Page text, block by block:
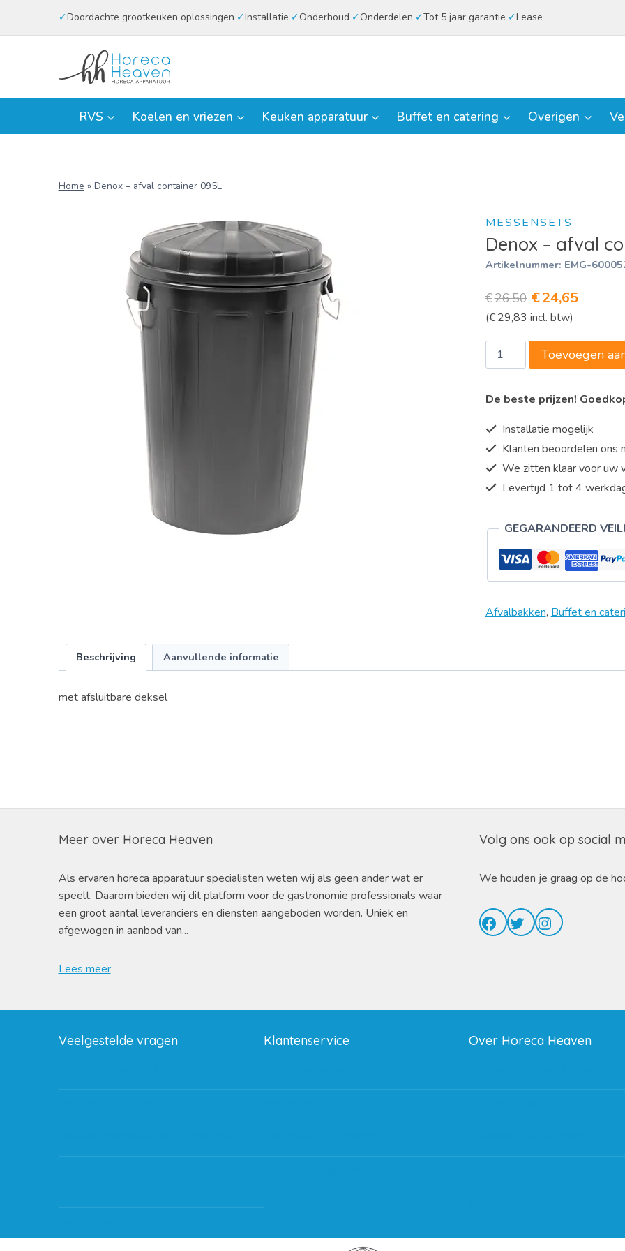
Doordachte grootkeuken oplossingen Installatie Onderhoud Onderdelen Tot 5 jaar garantie Lease
RVS Koelen en vriezen Keuken apparatuur Buffet en catering Overigen
Home » Denox – afval container 095L
MESSENSETS
Denox – afval
Artikelnummer: EMG-
€26,50 Oorspronkelijke
prijs
was:
€26,50.
€24,65Huidige
is:
€24,65.
(€ 29,83 incl. btw)
Denox
-
container
aantal
Toevoegen
De beste prijzen!
Installatie mogelijk
Klanten beoordelen ons
We zitten klaar voor uw
Levertijd 1 tot 4
GEGARANDEERD
Afvalbakken, Buffet en
Beschrijving Aanvullende informatie
met afsluitbare deksel
Meer over Horeca Heaven
Als ervaren horeca apparatuur specialisten weten wij als geen ander wat er
speelt. Daarom bieden wij dit platform voor de gastronomie professionals waar
een groot aantal leveranciers en diensten aangeboden worden. Uniek en
afgewogen in aanbod van...
Lees meer
Volg ons ook op social
We houden je graag op de
Facebook
TwitterInstagram
Veelgestelde vragen Klantenservice
Subsidie regeling EIA 2020
Over Horeca Heaven